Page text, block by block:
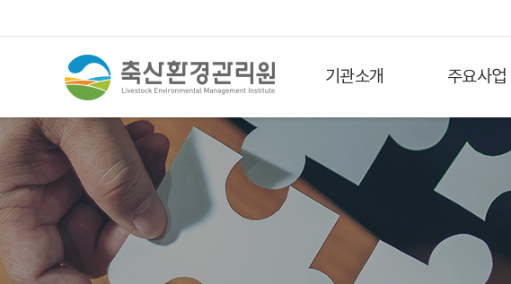
기관소개 주요사업